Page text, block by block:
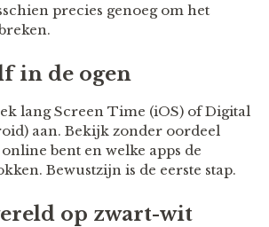
precies genoeg om het
in de ogen
lang Screen Time (iOS) of Digital
aan. Bekijk zonder oordeel
bent en welke apps de
Bewustzijn is de eerste stap.
op zwart-wit